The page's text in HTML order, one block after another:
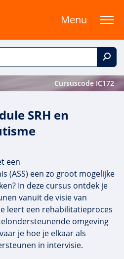
Menu
Cursuscode IC172
SRH en
een
(ASS) een zo groot mogelijke
In deze cursus ontdek je
vanuit de visie van
leert een rehabilitatieproces
omgeving
je hoe je elkaar als
in intervisie.